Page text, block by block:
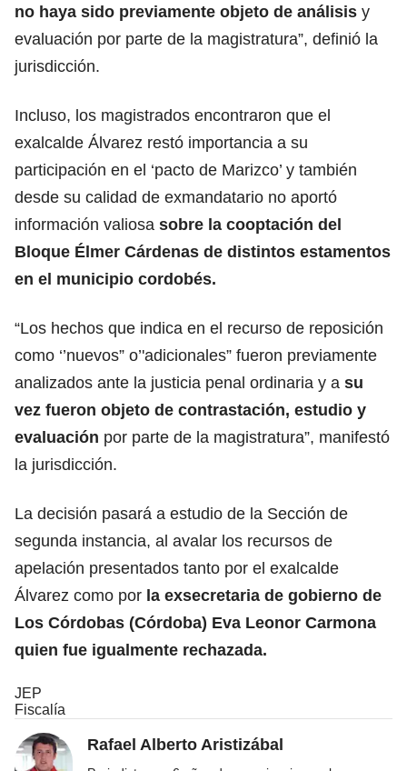
no haya sido previamente objeto de análisis y
evaluación por parte de la magistratura”, definió la
jurisdicción.
Incluso, los magistrados encontraron que el
exalcalde Álvarez restó importancia a su
participación en el ‘pacto de Marizco’ y también
desde su calidad de exmandatario no aportó
información valiosa sobre la cooptación del
Bloque Élmer Cárdenas de distintos estamentos
en el municipio cordobés.
“Los hechos que indica en el recurso de reposición
como ‘’nuevos” o’'adicionales” fueron previamente
analizados ante la justicia penal ordinaria y a su
vez fueron objeto de contrastación, estudio y
evaluación por parte de la magistratura”, manifestó
la jurisdicción.
La decisión pasará a estudio de la Sección de
segunda instancia, al avalar los recursos de
apelación presentados tanto por el exalcalde
Álvarez como por la exsecretaria de gobierno de
Los Córdobas (Córdoba) Eva Leonor Carmona
quien fue igualmente rechazada.
JEP
Fiscalía
Rafael Alberto Aristizábal